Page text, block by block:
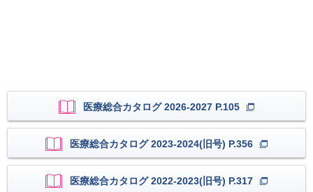
医療総合カタログ 2026-2027 P.105
医療総合カタログ 2023-2024(旧号) P.356
医療総合カタログ 2022-2023(旧号) P.317